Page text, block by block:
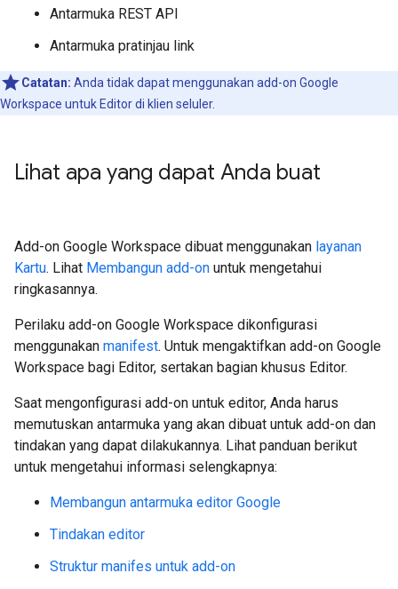
Antarmuka REST API
Antarmuka pratinjau link
Catatan: Anda tidak dapat menggunakan add-on Google
Workspace untuk Editor di klien seluler.
Lihat apa yang dapat Anda buat
Add-on Google Workspace dibuat menggunakan layanan
Kartu. Lihat Membangun add-on untuk mengetahui
ringkasannya.
Perilaku add-on Google Workspace dikonfigurasi
menggunakan manifest. Untuk mengaktifkan add-on Google
Workspace bagi Editor, sertakan bagian khusus Editor.
Saat mengonfigurasi add-on untuk editor, Anda harus
memutuskan antarmuka yang akan dibuat untuk add-on dan
tindakan yang dapat dilakukannya. Lihat panduan berikut
untuk mengetahui informasi selengkapnya:
Membangun antarmuka editor Google
Tindakan editor
Struktur manifes untuk add-on